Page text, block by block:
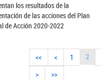
los resultados de la
de las acciones del Plan
de Acción 2020-2022
<< < 1 2
>
>>